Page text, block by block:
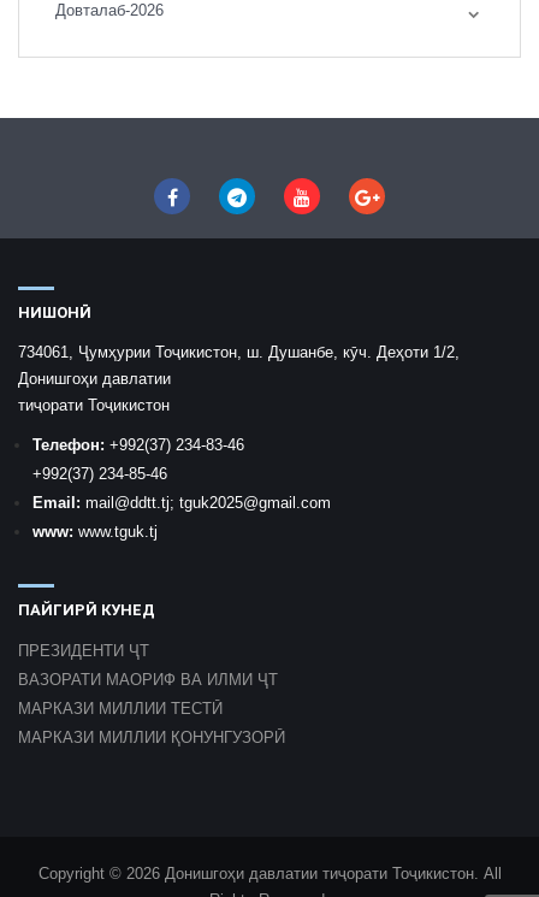
Довталаб-2026
НИШОНӢ
734061, Ҷумҳурии Тоҷикистон, ш. Душанбе, кӯч. Деҳоти 1/2,
Донишгоҳи давлатии
тиҷорати Тоҷикистон
Телефон: +992(37) 234-83-46
+992(37) 234-85-46
Email: mail @ddtt.tj; tguk2025@gmail.com
www: www.tguk.tj
ПАЙГИРӢ КУНЕД
ПРЕЗИДЕНТИ ҶТ
ВАЗОРАТИ МАОРИФ ВА ИЛМИ ҶТ
МАРКАЗИ МИЛЛИИ ТЕСТӢ
МАРКАЗИ МИЛЛИИ ҚОНУНГУЗОРӢ
Copyright © 2026 Донишгоҳи давлатии тиҷорати Тоҷикистон. All